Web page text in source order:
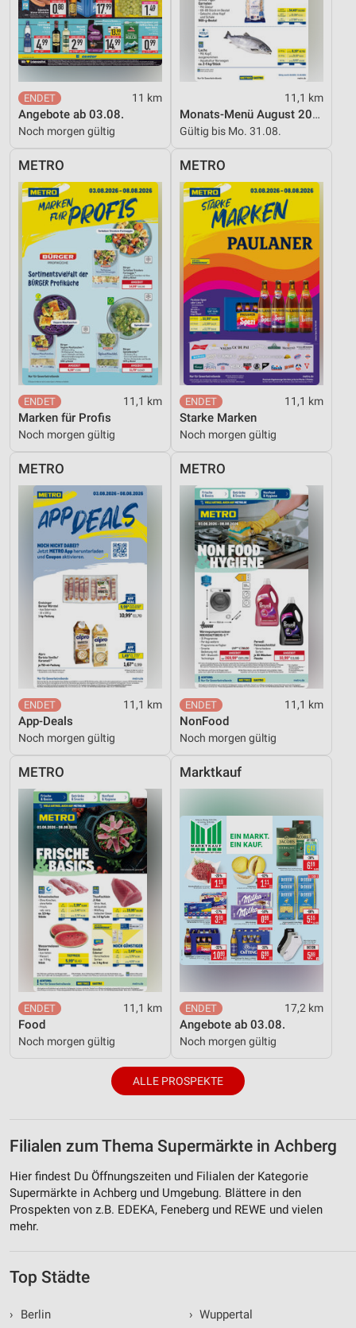
11 km
Angebote ab 03.08.
Noch morgen gültig
11,1 km
Monats-Menü August 2026
Gültig bis Mo. 31.08.
METRO
11,1 km
Marken für Profis
Noch morgen gültig
METRO
11,1 km
Starke Marken
Noch morgen gültig
METRO
11,1 km
App-Deals
Noch morgen gültig
METRO
11,1 km
NonFood
Noch morgen gültig
METRO
11,1 km
Food
Noch morgen gültig
Marktkauf
17,2 km
Angebote ab 03.08.
Noch morgen gültig
ALLE PROSPEKTE
Filialen zum Thema Supermärkte in Achberg
Hier findest Du Öffnungszeiten und Filialen der Kategorie
Supermärkte in Achberg und Umgebung. Blättere in den
Prospekten von z.B. EDEKA, Feneberg und REWE und vielen
mehr.
Top Städte
›
Berlin
› Wuppertal